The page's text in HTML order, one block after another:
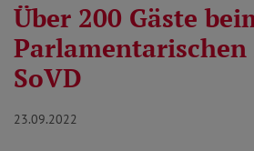
Über 200 Gäste
Parlamentarischen
SoVD
23.09.2022